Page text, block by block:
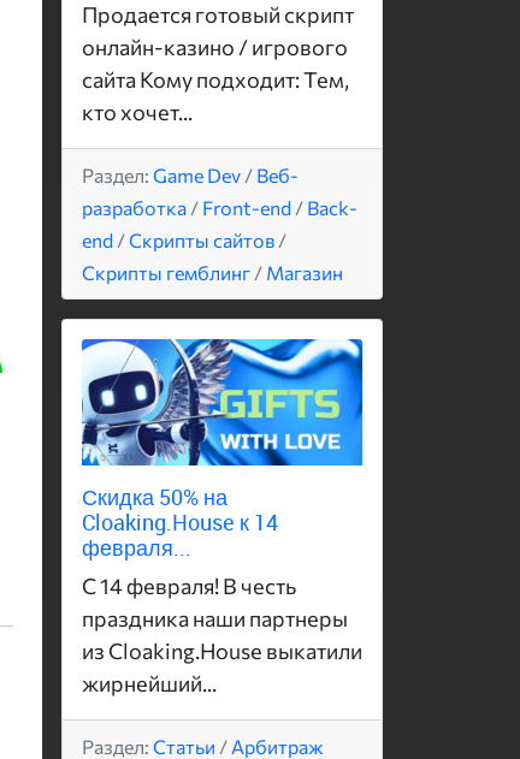
Продается готовый скрипт
онлайн-казино / игрового
сайта Кому подходит: Тем,
кто хочет...
Раздел: Game Dev / Веб-
разработка / Front-end / Back-
end /Скрипты сайтов /
Скрипты гемблинг / Магазин
Скидка 50% на
Cloaking.House к 14
февраля...
С 14 февраля! В честь
праздника наши партнеры
из Cloaking.House выкатили
жирнейший...
Раздел: Статьи / Арбитраж